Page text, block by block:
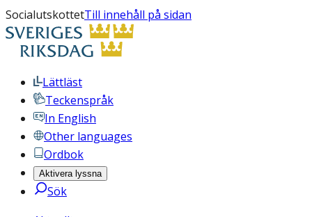
SocialutskottetTill innehåll på sidan
Lättläst
Teckenspråk
In English
Other languages
Ordbok
Aktivera lyssna
Sök